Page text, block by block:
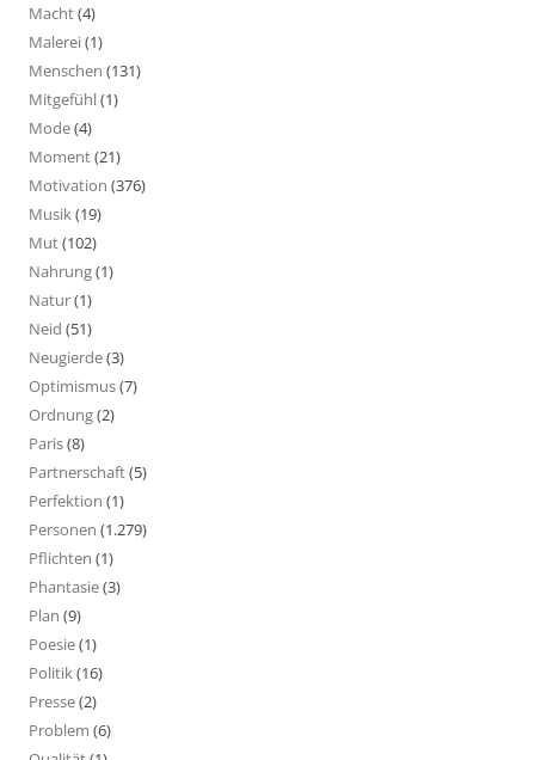
Macht(4)
Malerei(1)
Menschen (131)
Mitgefühl(1)
Mode(4)
Moment(21)
Motivation (376)
Musik(19)
Mut(102)
Nahrung(1)
Natur(1)
Neid (51)
Neugierde(3)
Optimismus(7)
Ordnung(2)
Paris(8)
Partnerschaft(5)
Perfektion (1)
Personen (1.279)
Pflichten (1)
Phantasie(3)
Plan (9)
Poesie(1)
Politik(16)
Presse(2)
Problem (6)